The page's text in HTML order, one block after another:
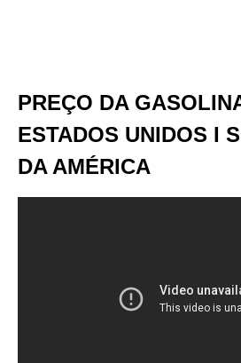
PREÇO DA
ESTADOS UNIDOS I
DA AMÉRICA